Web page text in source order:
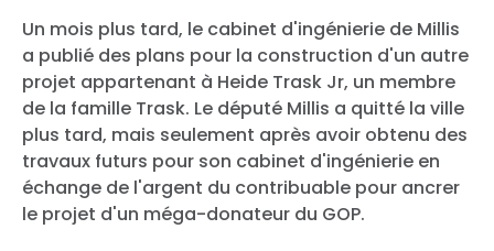
Un mois plus tard, le cabinet d'ingénierie de Millis
a publié des plans pour la construction d'un autre
projet appartenant à Heide Trask Jr, un membre
de la famille Trask. Le député Millis a quitté la ville
plus tard, mais seulement après avoir obtenu des
travaux futurs pour son cabinet d'ingénierie en
échange de l'argent du contribuable pour ancrer
le projet d'un méga-donateur du GOP.